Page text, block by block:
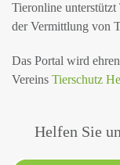
Tieronline unterstützt
der Vermittlung von
Das Portal wird
Vereins Tierschutz
Helfen Sie